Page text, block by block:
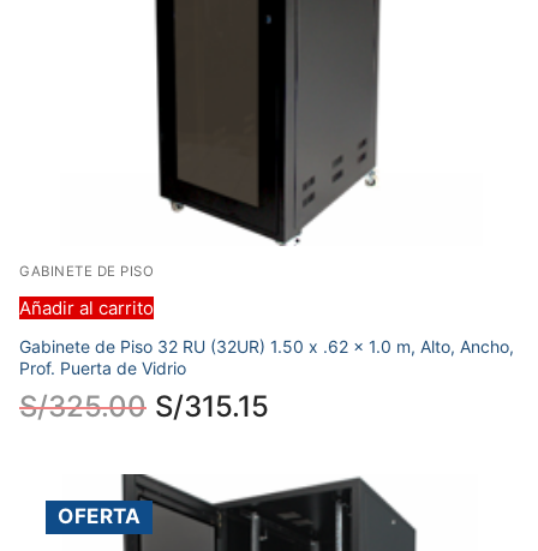
GABINETE DE PISO
Añadir al carrito
Gabinete de Piso 32 RU (32UR) 1.50 x .62 x 1.0 m, Alto, Ancho,
Prof. Puerta de Vidrio
S/325.00 S/315.15
OFERTA